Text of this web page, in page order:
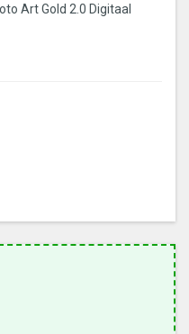
Art Gold 2.0 Digitaal